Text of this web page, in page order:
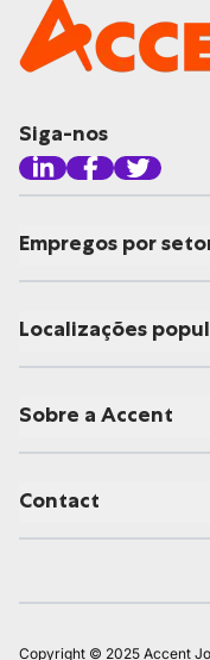
Siga-nos
Empregos por
Localizações
Sobre a Accent
Contact
Copyright © 2025 Accent